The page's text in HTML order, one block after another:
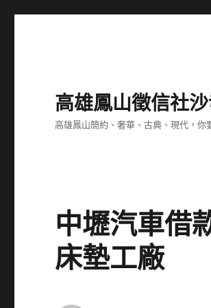
高雄鳳山徵信社
高雄鳳山簡約、奢華、古典、現代，你
中壢汽車借
床墊工廠